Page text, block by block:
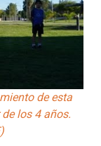
de esta
los 4 años.